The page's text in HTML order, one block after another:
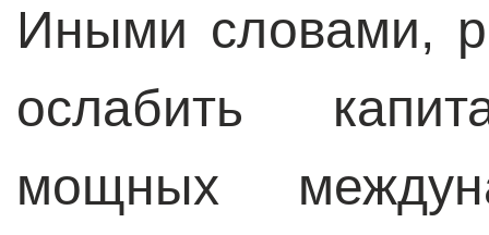
Иными словами,
ослабить
мощных